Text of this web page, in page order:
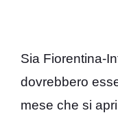
Sia Fiorentina-
dovrebbero
mese che si